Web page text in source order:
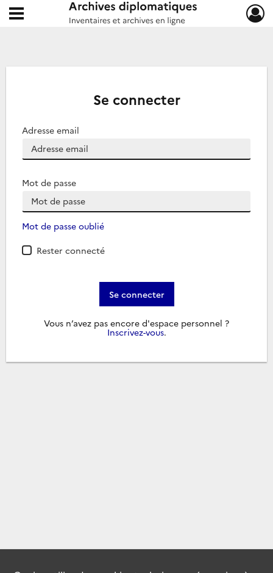
Archives diplomatiques
Ouvrir le menu déroulant
Se connecter
Adresse email
Mot de passe
Mot de passe oublié
Rester connecté
Se connecter
Vous n’avez pas encore d'espace personnel ?
Inscrivez-vous.